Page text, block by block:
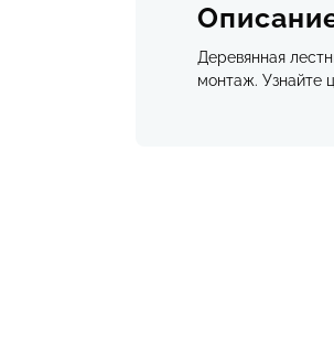
Деревянная
монтаж. Узнайте